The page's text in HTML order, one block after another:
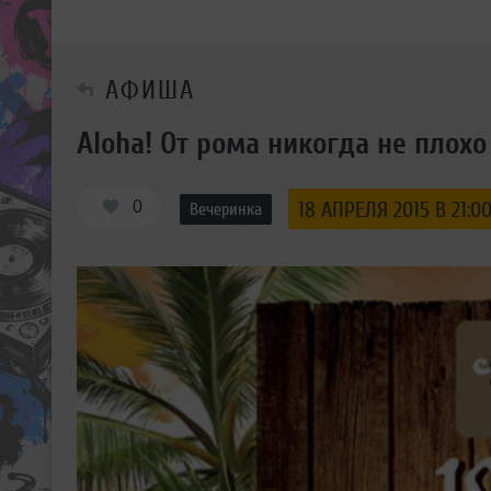
АФИША
Aloha! От рома никогда не плохо
0 Вечеринка 18 АПРЕЛЯ 2015 В 21:00